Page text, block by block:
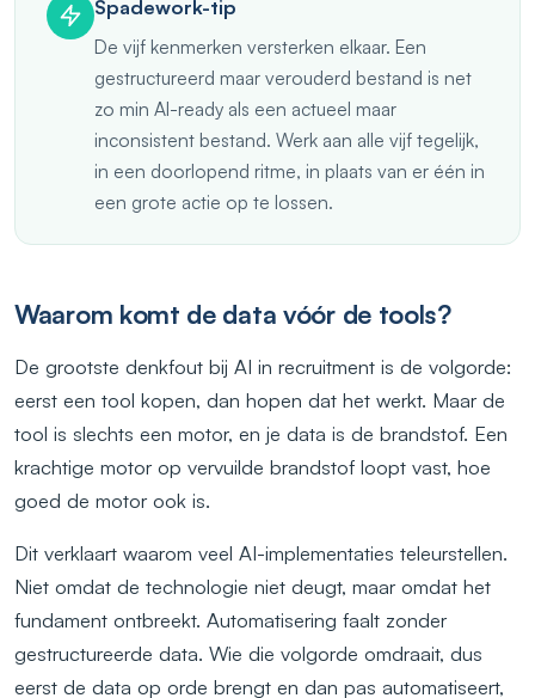
Spadework-tip
De vijf kenmerken versterken elkaar. Een
gestructureerd maar verouderd bestand is net
zo min AI-ready als een actueel maar
inconsistent bestand. Werk aan alle vijf tegelijk,
in een doorlopend ritme, in plaats van er één in
een grote actie op te lossen.
Waarom komt de data vóór de tools?
De grootste denkfout bij AI in recruitment is de volgorde:
eerst een tool kopen, dan hopen dat het werkt. Maar de
tool is slechts een motor, en je data is de brandstof. Een
krachtige motor op vervuilde brandstof loopt vast, hoe
goed de motor ook is.
Dit verklaart waarom veel AI-implementaties teleurstellen.
Niet omdat de technologie niet deugt, maar omdat het
fundament ontbreekt. Automatisering faalt zonder
gestructureerde data. Wie die volgorde omdraait, dus
eerst de data op orde brengt en dan pas automatiseert,